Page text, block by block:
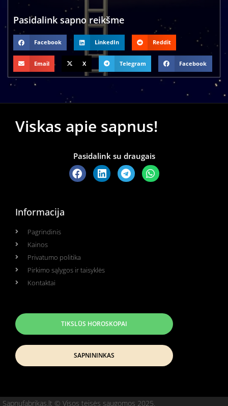
Pasidalink sapno reikšme
Facebook LinkedIn Reddit
Email X Telegram Facebook
Viskas apie sapnus!
Pasidalink su draugais
Informacija
Pagrindinis
Kainos
Privatumo politika
Pirkimo sąlygos ir taisyklės
Kontaktai
TIKSLŪS HOROSKOPAI
SAPNININKAS
Sapnufabrikas.lt © Visos teisės saugomos 2025.